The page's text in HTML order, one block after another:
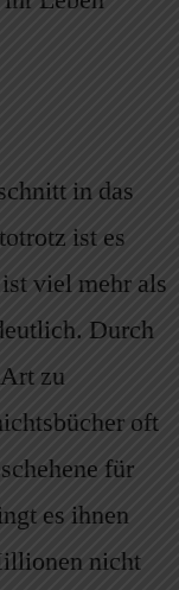
in das
ist es
viel mehr als
Durch
zu
oft
für
es ihnen
nicht